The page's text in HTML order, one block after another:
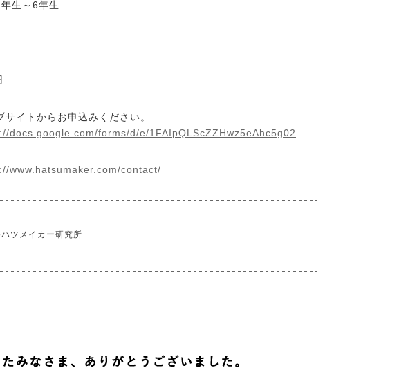
生～6年生
サイトからお申込みください。
docs.google.com/forms/d/e/
www.hatsumaker.com/contact/
ツメイカー研究所